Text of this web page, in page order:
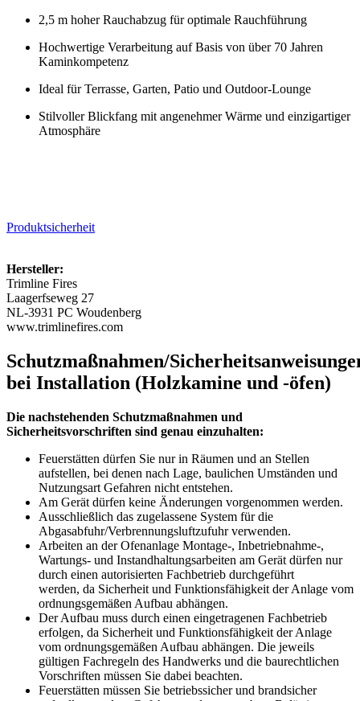
2,5 m hoher Rauchabzug für optimale Rauchführung
Hochwertige Verarbeitung auf Basis von über 70 Jahren
Kaminkompetenz
Ideal für Terrasse, Garten, Patio und Outdoor-Lounge
Stilvoller Blickfang mit angenehmer Wärme und einzigartiger
Atmosphäre
Produktsicherheit
Hersteller:
Trimline Fires
Laagerfseweg 27
NL-3931 PC Woudenberg
www.trimlinefires.com
Schutzmaßnahmen/
bei Installation (Holzkamine und -öfen)
Die nachstehenden Schutzmaßnahmen und
Sicherheitsvorschriften sind genau einzuhalten:
Feuerstätten dürfen Sie nur in Räumen und an Stellen
aufstellen, bei denen nach Lage, baulichen Umständen und
Nutzungsart Gefahren nicht entstehen.
Am Gerät dürfen keine Änderungen vorgenommen werden.
Ausschließlich das zugelassene System für die
Abgasabfuhr/Verbrennungsluftzufuhr verwenden.
Arbeiten an der Ofenanlage Montage-, Inbetriebnahme-,
Wartungs- und Instandhaltungsarbeiten am Gerät dürfen nur
durch einen autorisierten Fachbetrieb durchgeführt
werden, da Sicherheit und Funktionsfähigkeit der Anlage vom
ordnungsgemäßen Aufbau abhängen.
Der Aufbau muss durch einen eingetragenen Fachbetrieb
erfolgen, da Sicherheit und Funktionsfähigkeit der Anlage
vom ordnungsgemäßen Aufbau abhängen. Die jeweils
gültigen Fachregeln des Handwerks und die baurechtlichen
Vorschriften müssen Sie dabei beachten.
Feuerstätten müssen Sie betriebssicher und brandsicher